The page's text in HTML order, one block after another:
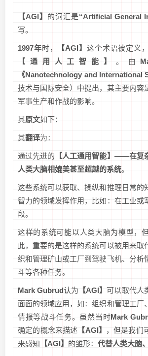
【AGI】 的词汇是“Artificial General
写。
1997年时， 【AGI】 这个术语被定义
【通用人工智能】 。由
《Nanotechnology and International
技术与国际安全）中提出，其主要内容
军事生产和作战的影响。
其原文如下：
其翻译为：
通过先进的 【人工通用智能】——在复
人类大脑相媲美甚至超越的系统。
这些系统可以获取、操纵和推理日常的
智力的领域发挥作用，比如：在工业或
段。
这样的系统可能以人类大脑为模型，
此，重要的是这样的系统可以被用来取
织和管理矿山或工厂到驾驶飞机、分析
斗等各种任务。
Mark Gubrud认为 【AGI】可以取代人
面面的领域应用，如：组织和管理工厂
情报等战斗任务。虽然当时Mark
确定的概念来描述 【AGI】
，但是我们
来感知 【AGI】 的雏形： 代替人类大脑